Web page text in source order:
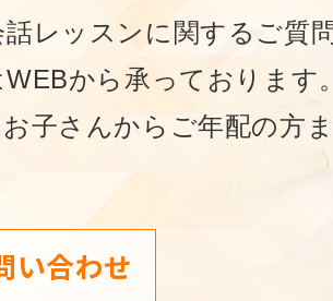
レッスンに関するご質
から承っております。
⼦さんからご年配の⽅
い合わせ